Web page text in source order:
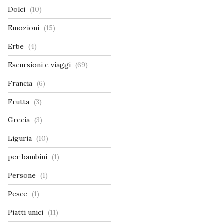
Dolci (10)
Emozioni (15)
Erbe (4)
Escursioni e viaggi (69)
Francia (6)
Frutta (3)
Grecia (3)
Liguria (10)
per bambini (1)
Persone (1)
Pesce (1)
Piatti unici (11)